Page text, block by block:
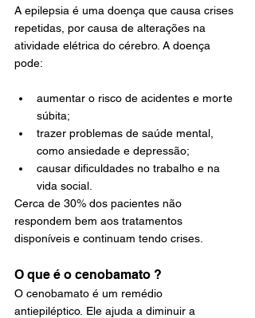
A epilepsia é uma doença que causa crises
repetidas, por causa de alterações na
atividade elétrica do cérebro. A doença
pode:
aumentar o risco de acidentes e morte
súbita;
trazer problemas de saúde mental,
como ansiedade e depressão;
causar dificuldades no trabalho e na
vida social.
Cerca de 30% dos pacientes não
respondem bem aos tratamentos
disponíveis e continuam tendo crises.
O que é o cenobamato ?
O cenobamato é um remédio
antiepiléptico. Ele ajuda a diminuir a